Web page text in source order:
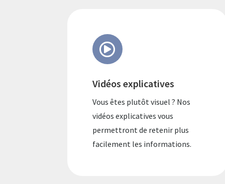

Vidéos explicatives
Vous êtes plutôt visuel ? Nos
vidéos explicatives vous
permettront de retenir plus
facilement les informations.